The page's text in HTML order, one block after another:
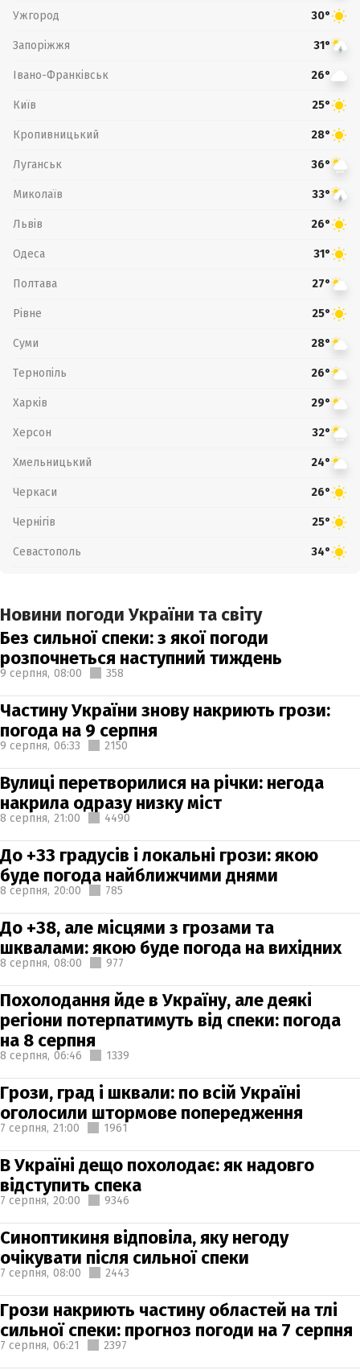
Ужгород 30°
Запоріжжя 31°
Івано-Франківськ 26°
Київ 25°
Кропивницький 28°
Луганськ 36°
Миколаїв 33°
Львів 26°
Одеса 31°
Полтава 27°
Рівне 25°
Суми 28°
Тернопіль 26°
Харків 29°
Херсон 32°
Хмельницький 24°
Черкаси 26°
Чернігів 25°
Севастополь 34°
Новини погоди України та світу
Без сильної спеки: з якої погоди
розпочнеться наступний тиждень
9 серпня, 08:00 358
Частину України знову накриють грози:
погода на 9 серпня
9 серпня, 06:33 2150
Вулиці перетворилися на річки: негода
накрила одразу низку міст
8 серпня, 21:00 4490
До +33 градусів і локальні грози: якою
буде погода найближчими днями
8 серпня, 20:00 785
До +38, але місцями з грозами та
шквалами: якою буде погода на вихідних
8 серпня, 08:00 977
Похолодання йде в Україну, але деякі
регіони потерпатимуть від спеки: погода
на 8 серпня
8 серпня, 06:46 1339
Грози, град і шквали: по всій Україні
оголосили штормове попередження
7 серпня, 21:00 1961
В Україні дещо похолодає: як надовго
відступить спека
7 серпня, 20:00 9346
Синоптикиня відповіла, яку негоду
очікувати після сильної спеки
7 серпня, 08:00 2443
Грози накриють частину областей на тлі
сильної спеки: прогноз погоди на 7 серпня
7 серпня, 06:21 2397